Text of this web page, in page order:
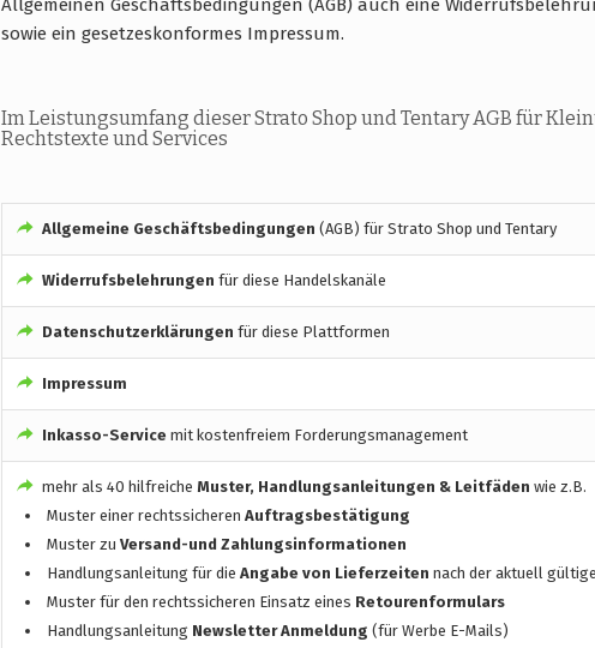
sowie ein gesetzeskonformes Impressum.
Im Leistungsumfang dieser Strato Shop und Tentary AGB für
Rechtstexte und Services
Allgemeine Geschäftsbedingungen (AGB) für Strato Shop und Tentary
Widerrufsbelehrungen für diese Handelskanäle
Datenschutzerklärungen für diese Plattformen
Impressum
Inkasso-Service mit kostenfreiem Forderungsmanagement
mehr als 40 hilfreiche Muster, Handlungsanleitungen & Leitfäden wie z.B.
Muster einer rechtssicherenAuftragsbestätigung
Muster zuVersand-und Zahlungsinformationen
Handlungsanleitung für dieAngabe von Lieferzeiten nach der aktuell
Muster für den rechtssicheren Einsatz eines Retourenformulars
Handlungsanleitung Newsletter Anmeldung(für Werbe E-Mails)